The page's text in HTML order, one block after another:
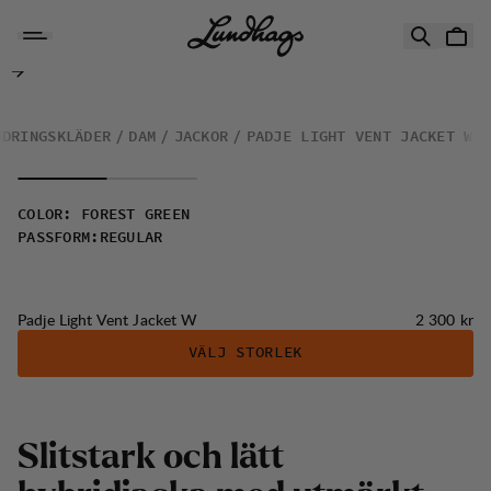
Padje Light Vent Jacket W
DAM JACKOR PADJE LIGHT VENT JACKET W
COLOR :
FOREST GREEN
PASSFORM : REGULAR
Padje Light Vent Jacket W Pris:
2 300 kr
VÄLJ STORLEK
Slitstark och lätt